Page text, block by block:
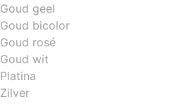
Goud geel
Goud bicolor
Goud rosé
Goud wit
Platina
Zilver